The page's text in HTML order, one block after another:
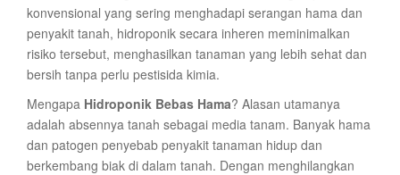
konvensional yang sering menghadapi serangan hama dan
penyakit tanah, hidroponik secara inheren meminimalkan
risiko tersebut, menghasilkan tanaman yang lebih sehat dan
bersih tanpa perlu pestisida kimia.
Mengapa Hidroponik Bebas Hama? Alasan utamanya
adalah absennya tanah sebagai media tanam. Banyak hama
dan patogen penyebab penyakit tanaman hidup dan
berkembang biak di dalam tanah. Dengan menghilangkan